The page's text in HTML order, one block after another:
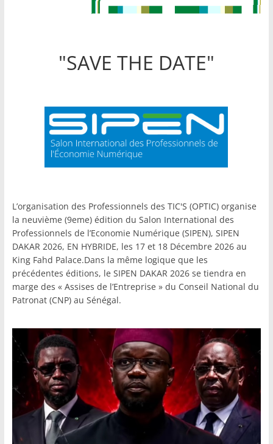
"SAVE THE DATE"
L’organisation des Professionnels des TIC'S (OPTIC) organise
la neuvième (9eme) édition du Salon International des
Professionnels de l’Economie Numérique (SIPEN), SIPEN
DAKAR 2026, EN HYBRIDE, les 17 et 18 Décembre 2026 au
King Fahd Palace.Dans la même logique que les
précédentes éditions, le SIPEN DAKAR 2026 se tiendra en
marge des « Assises de l’Entreprise » du Conseil National du
Patronat (CNP) au Sénégal.